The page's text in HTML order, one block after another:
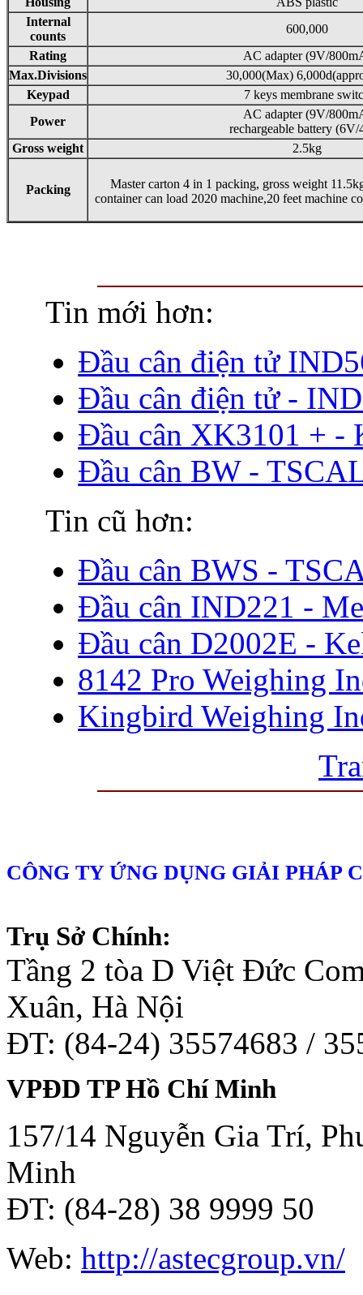
Internal
counts
600,000
Rating
AC adapter (9V/
Max.Divisions
30,000(Max)
Keypad
7 keys membrane
Power
AC adapter (9V/
rechargeable battery
Gross weight
2.5kg
Packing
Master carton 4 in 1 packing, gross weight
container can load 2020 machine,20 feet machine
Tin mới hơn:
Đầu cân điện tử
Đầu cân điện tử -
Đầu cân XK3101 + -
Đầu cân BW -
Tin cũ hơn:
Đầu cân BWS -
Đầu cân IND221 -
Đầu cân D2002E -
8142 Pro Weighing
Kingbird Weighing
CÔNG TY ỨNG DỤNG GIẢI PHÁP
Trụ Sở Chính:
Tầng 2 tòa D Việt Đức
Xuân, Hà Nội
ĐT: (84-24) 35574683 /
VPĐD TP Hồ Chí Minh
157/14 Nguyễn Gia Trí,
Minh
ĐT: (84-28) 38 9999 50
Web: http://astecgroup.vn/